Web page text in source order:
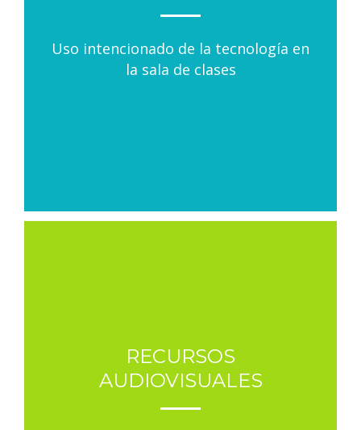
Uso intencionado de la tecnología en
la sala de clases
RECURSOS
AUDIOVISUALES